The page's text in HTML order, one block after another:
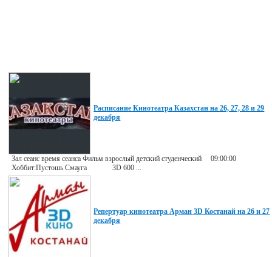
Расписание Кинотеатра Казахстан на 26, 27, 28 и 29
декабря
Зал сеанс время сеанса Фильм взрослый детский студенческий 09:00:00
Хоббит:Пустошь Смауга 3D 600 ...
Репертуар кинотеатра Арман 3D Костанай на 26 и 27
декабря